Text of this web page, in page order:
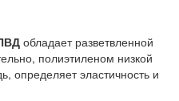
обладает разветвленной
полиэтиленом низкой
определяет эластичность и